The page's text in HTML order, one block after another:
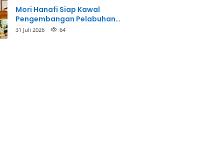
Mori Hanafi Siap Kawal
Pengembangan Pelabuhan
Bima, KSOP Usulkan Tambahan
31 Juli 2026 64